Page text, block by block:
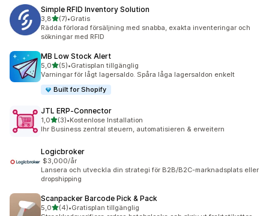
Simple RFID Inventory Solution
3,8av 5 stjärnor
(7)
7 recensioner totalt
•Gratis
Rädda förlorad försäljning med snabba, exakta inventeringar och
sökningar med RFID
MB Low Stock Alert
5,0av 5 stjärnor
(5)
5 recensioner totalt
•Gratisplan tillgänglig
Varningar för lågt lagersaldo. Spåra låga lagersaldon enkelt
Built for Shopify
JTL ERP‑Connector
1,0av 5 stjärnor
(3)
3 recensioner totalt
•Kostenlose Installation
Ihr Business zentral steuern, automatisieren & erweitern
Logicbroker
$3,000/år
Lansera och utveckla din strategi för B2B/B2C-marknadsplats eller
dropshipping
Scanpacker Barcode Pick & Pack
5,0av 5 stjärnor
(4)
4 recensioner totalt
•Gratisplan tillgänglig